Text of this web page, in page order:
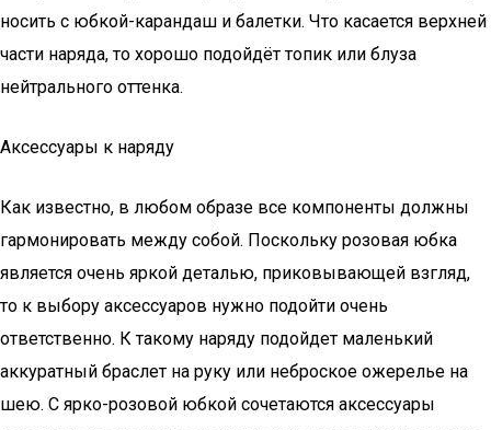
носить с юбкой-карандаш и балетки. Что касается верхней
части наряда, то хорошо подойдёт топик или блуза
нейтрального оттенка.
Аксессуары к наряду
Как известно, в любом образе все компоненты должны
гармонировать между собой. Поскольку розовая юбка
является очень яркой деталью, приковывающей взгляд,
то к выбору аксессуаров нужно подойти очень
ответственно. К такому наряду подойдет маленький
аккуратный браслет на руку или неброское ожерелье на
шею. С ярко-розовой юбкой сочетаются аксессуары